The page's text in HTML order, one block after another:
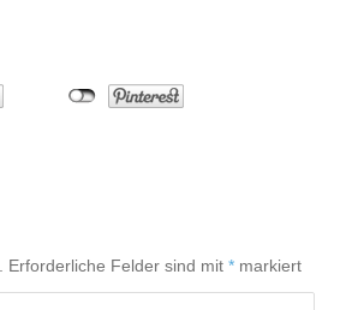
Erforderliche Felder sind mit * markiert